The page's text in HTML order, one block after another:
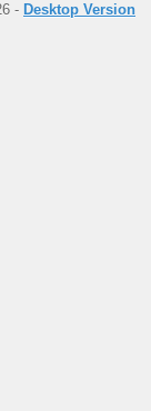
- Desktop Version